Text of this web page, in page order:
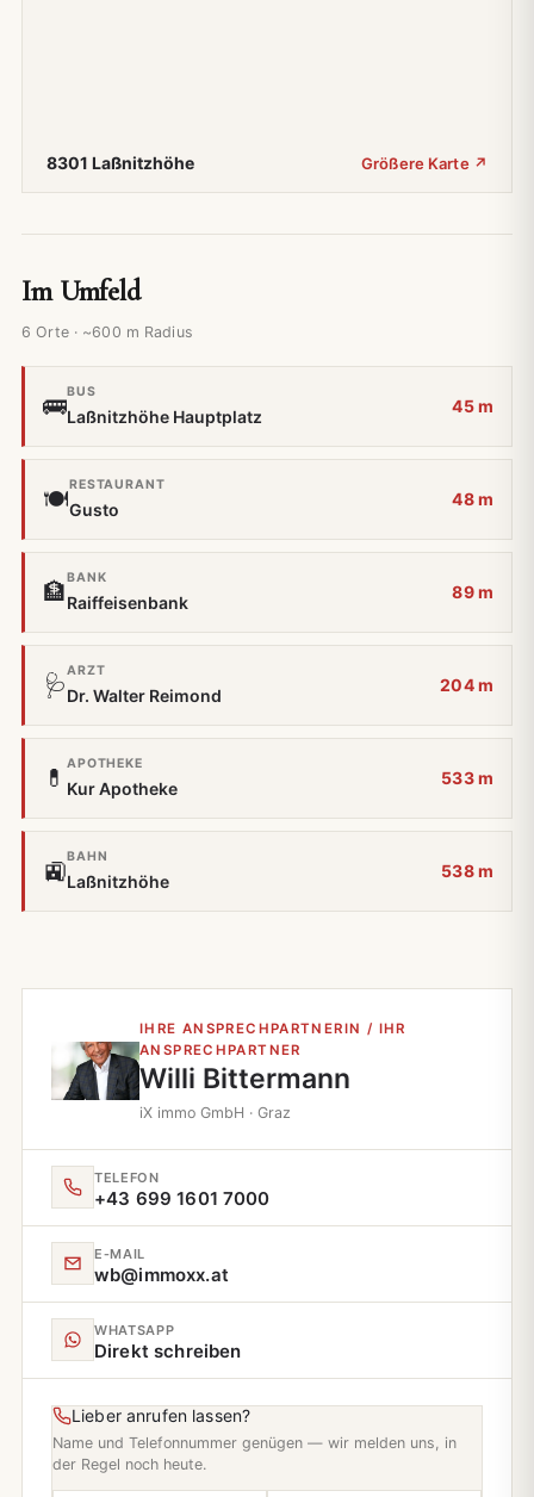
8301 Laßnitzhöhe Größere Karte ↗
Im Umfeld
6 Orte · ~600 m Radius
🚌
BUS
Laßnitzhöhe Hauptplatz
45 m
🍽️
RESTAURANT
Gusto
48 m
🏦
BANK
Raiffeisenbank
89 m
🩺
ARZT
Dr. Walter Reimond
204 m
💊
APOTHEKE
Kur Apotheke
533 m
🚉
BAHN
Laßnitzhöhe
538 m
IHRE ANSPRECHPARTNERIN / IHR
ANSPRECHPARTNER
Willi Bittermann
iX immo GmbH · Graz
TELEFON
+43 699 1601 7000
E‑MAIL
wb@immoxx.at
WHATSAPP
Direkt schreiben
Lieber anrufen lassen?
Name und Telefonnummer genügen — wir melden uns, in
der Regel noch heute.